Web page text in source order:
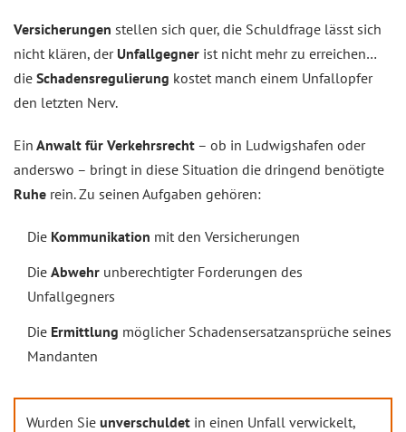
Versicherungen stellen sich quer, die Schuldfrage lässt sich
nicht klären, der Unfallgegner ist nicht mehr zu erreichen…
die Schadensregulierung kostet manch einem Unfallopfer
den letzten Nerv.
Ein Anwalt für Verkehrsrecht – ob in Ludwigshafen oder
anderswo – bringt in diese Situation die dringend benötigte
Ruhe rein. Zu seinen Aufgaben gehören:
Die Kommunikation mit den Versicherungen
Die Abwehr unberechtigter Forderungen des
Unfallgegners
Die Ermittlung möglicher Schadensersatzansprüche seines
Mandanten
Wurden Sie unverschuldet in einen Unfall verwickelt,